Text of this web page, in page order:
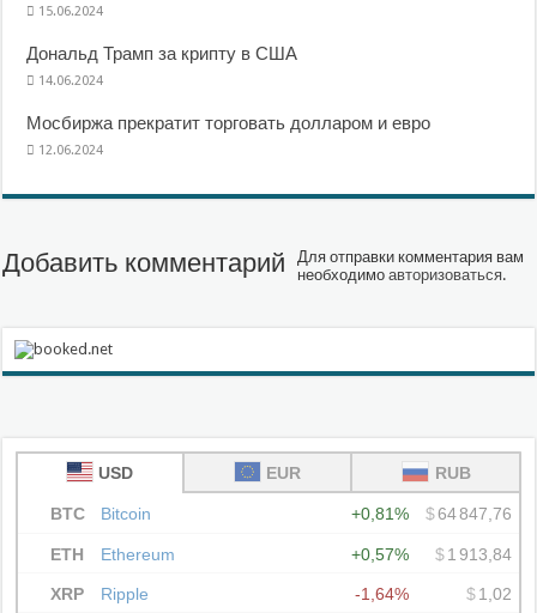
15.06.2024
Дональд Трамп за крипту в США
14.06.2024
Мосбиржа прекратит торговать долларом и евро
12.06.2024
Добавить комментарий
Для отправки комментария вам
необходимоавторизоваться.